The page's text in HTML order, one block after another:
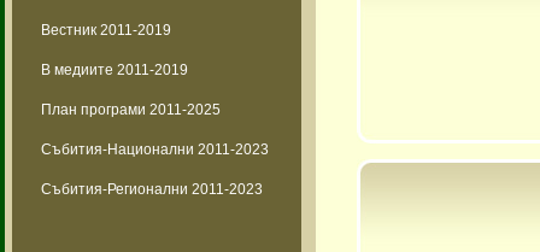
Вестник 2011-2019
В медиите 2011-2019
План програми 2011-2025
Събития-Национални 2011-2023
Събития-Регионални 2011-2023